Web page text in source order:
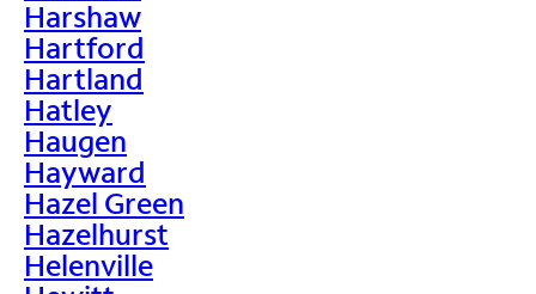
Harshaw
Hartford
Hartland
Hatley
Haugen
Hayward
Hazel Green
Hazelhurst
Helenville